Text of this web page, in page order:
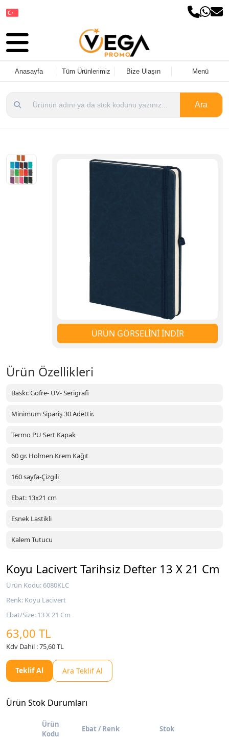
Anasayfa Tüm Ürünlerimiz Bize Ulaşın Menü
Ara
ÜRÜN GÖRSELİNİ İNDİR
Ürün Özellikleri
Baskı: Gofre- UV- Serigrafi
Minimum Sipariş 30 Adettir.
Termo PU Sert Kapak
60 gr. Holmen Krem Kağıt
160 sayfa-Çizgili
Ebat: 13x21 cm
Esnek Lastikli
Kalem Tutucu
Koyu Lacivert Tarihsiz Defter 13 X 21 Cm
Ürün Kodu: 6080KLC
Renk: Koyu Lacivert
Ebat/Size: 13 X 21 Cm
63,00 TL
Kdv Dahil : 75,60 TL
Teklif Al Ara Teklif Al
Ürün Stok Durumları
Ürün
Kodu
Ebat / Renk Stok